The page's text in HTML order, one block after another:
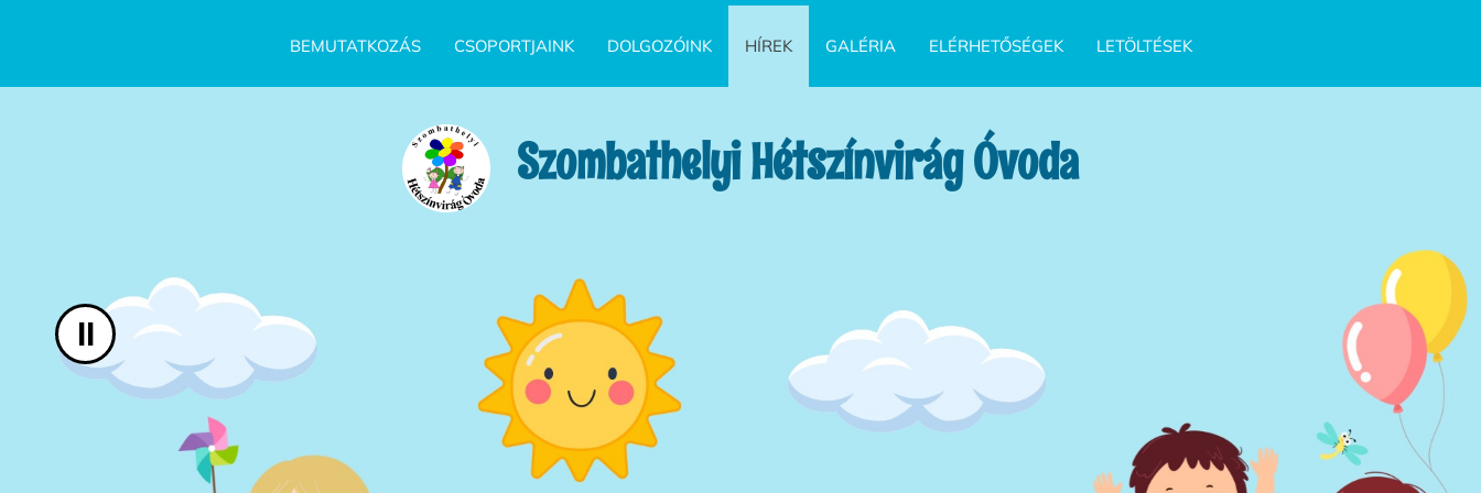
BEMUTATKOZÁS CSOPORTJAINK DOLGOZÓINK HÍREK GALÉRIA ELÉRHETŐSÉGEK LETÖLTÉSEK
Szombathelyi Hétszínvirág Óvoda
II